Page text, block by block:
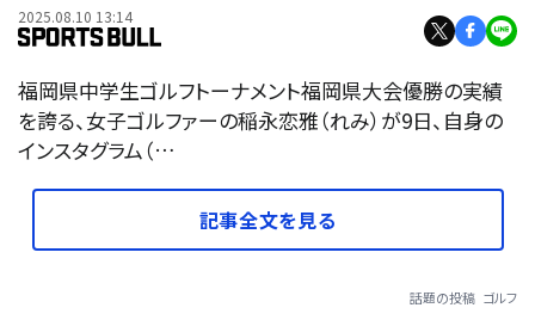
2025.08.10 13:14
福岡県中学生ゴルフトーナメント福岡県大会優勝の実績
を誇る、女子ゴルファーの稲永恋雅（れみ）が9日、自身の
インスタグラム（…
記事全文を見る
話題の投稿 ゴルフ